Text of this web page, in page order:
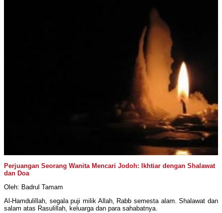
Perjuangan Seorang Wanita Mencari Jodoh: Ikhtiar dengan Shalawat
dan Doa
Oleh: Badrul Tamam
Al-Hamdulillah, segala puji milik Allah, Rabb semesta alam. Shalawat dan
salam atas Rasulillah, keluarga dan para sahabatnya.